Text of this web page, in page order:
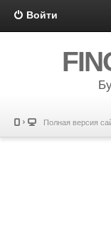
Войти
Полная версия